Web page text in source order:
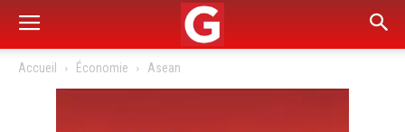
Accueil Économie Asean